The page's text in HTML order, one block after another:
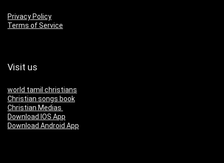
Privacy Policy
Terms of Service
Visit us
world tamil christians
Christian songs book
Christian Medias
Download IOS App
Download Android App